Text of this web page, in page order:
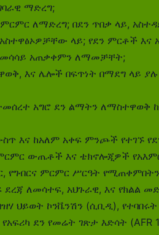
ማድረግ;
ለማድረግ; በደን ጥበቃ ላይ,
ላይ; የደን ​​ምርቶች
አጠቃቀምን ለማመቻቸት;
እና ሌሎች በፍጥነት በማደግ ላይ
አግሮ ደን ልማትን
እና ከአለም አቀፍ ምንጮች
ውጤቶች እና ቴክኖሎጂዎች
የግብርና ምርምር ሥርዓት
ደረጃ ለመሳተፍ, አህጉራዊ, እና የክልል
ህይወት ኮንቬንሽን (ሲቢዲ),
የአፍሪካ ደን የመሬት ገጽታ እድሳት